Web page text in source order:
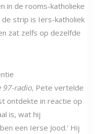
in de rooms-katholieke
de strip is Iers-katholiek
zat zelfs op dezelfde
97-radio, Pete vertelde
ontdekte in reactie op
is, wat hij
een Ierse Jood.' Hij